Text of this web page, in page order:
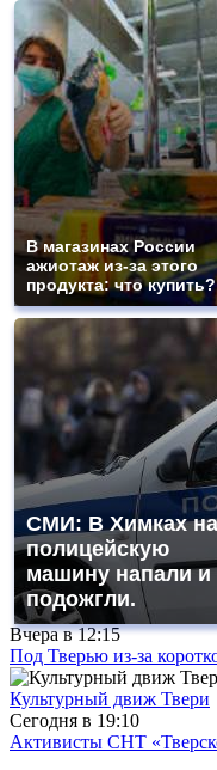
В магазинах России
ажиотаж из-за этого
продукта: что купить?
СМИ: В Химках на
полицейскую
машину напали и
подожгли.
Вчера в12:15
Под Тверью из-за
Культурный движ Твери
Сегодня в 19:10
Активисты СНТ